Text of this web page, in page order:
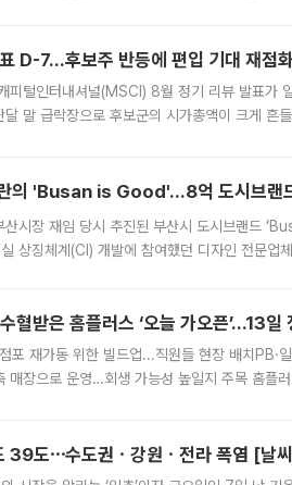
D-7…후보주 반등에 편입 기대 재점화
피털인터내셔널(MSCI) 8월 정기 리뷰 발표가
달 말 급락장으로 후보군의 시가총액이 크게 흔
의 'Busan is Good'…8억 도시브랜
산시장 재임 당시 추진된 부산시 도시브랜드
상징체계(CI) 개발에 참여했던 디자인 전문
혈받은 홈플러스 ‘오늘 가오픈’...13일
포 재가동 위한 빌드업...직원들 현장 배치PB·
매장으로 운영…회생 가능성 높일지 주목 홈플
39도⋯수도권ㆍ강원ㆍ전라 폭염 [날